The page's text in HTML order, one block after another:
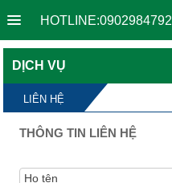
HOTLINE:0902984792
DỊCH VỤ
LIÊN HỆ
THÔNG TIN LIÊN HỆ